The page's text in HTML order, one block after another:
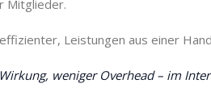
Mitglieder.
Leistungen aus einer
weniger Overhead – im